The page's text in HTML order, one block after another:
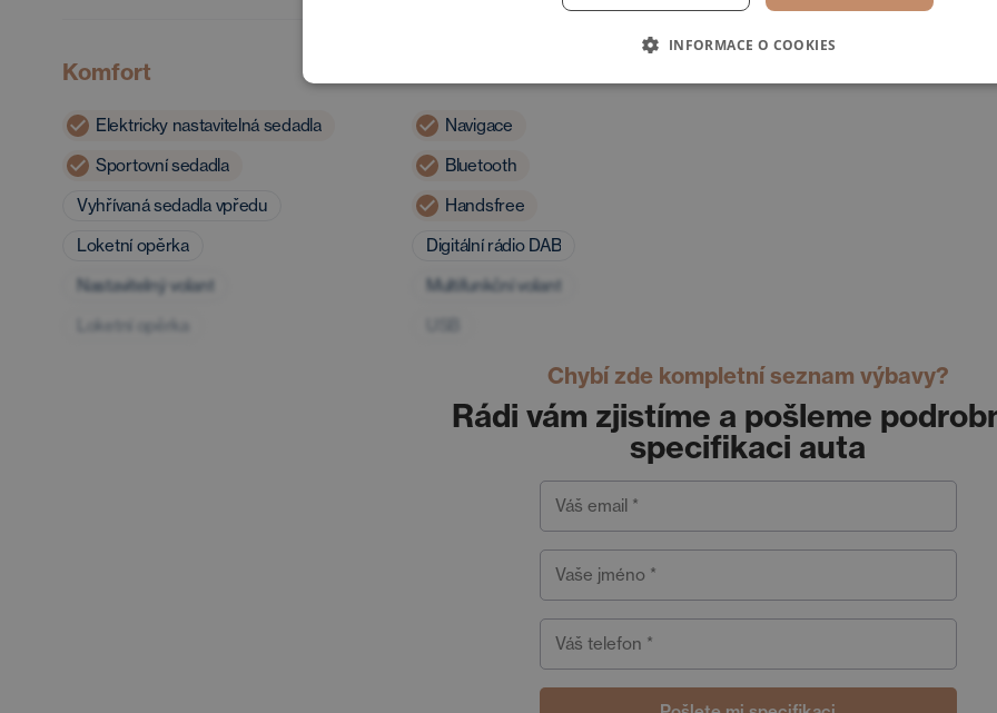
Komfort
Elektricky nastavitelná sedadla
Sportovní sedadla
Vyhřívaná sedadla vpředu
Loketní opěrka
Nastavitelný volant
Loketní opěrka
Navigace
Bluetooth
Handsfree
Digitální rádio DAB
Multifunkční volant
Chybí zde kompletní seznam výbavy?
Rádi vám zjistíme a pošleme
specifikaci auta
Váš email *
Vaše jméno *
Váš telefon *
INFORMACE O COOKIES